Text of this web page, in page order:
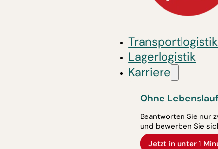
Transportlogistik
Lagerlogistik
Karriere
Ohne
Beantworten Sie nur
und bewerben Sie
Jetzt in unter 1